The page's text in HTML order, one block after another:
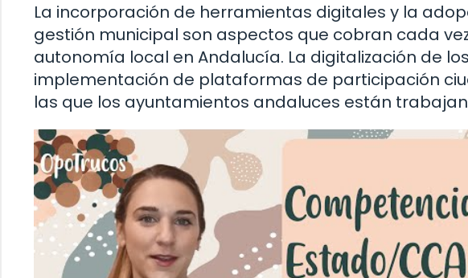
La incorporación de herramientas digitales y la
gestión municipal son aspectos que cobran cada
autonomía local en Andalucía. La digitalización de
implementación de plataformas de participación
las que los ayuntamientos andaluces están